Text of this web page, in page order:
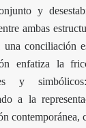
y
ambas
conciliación
enfatiza la
y
a la
contemporánea,